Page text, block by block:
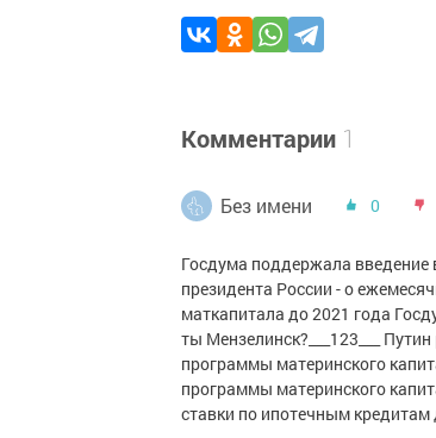
Комментарии 1
Без имени 0
Госдума поддержала введение
президента России - о
маткапитала до 2021 года
ты Мензелинск?___123___
программы материнского
программы материнского
ставки по ипотечным кредитам